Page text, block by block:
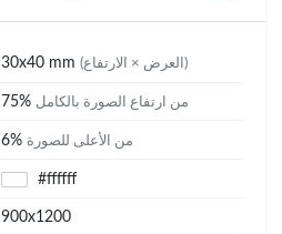
30x40 mm (العرض × الارتفاع)
75% من ارتفاع الصورة بالكامل
6% من الأعلى للصورة
#ffffff
900x1200